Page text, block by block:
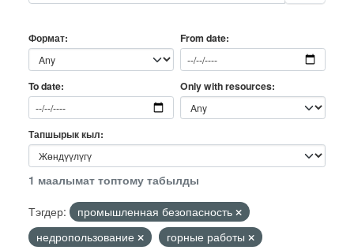
Формат From date
To date Only with resources
Тапшырык кыл
1 маалымат топтому табылды
Тэгдер:
промышленная безопасность
недропользование
горные работы